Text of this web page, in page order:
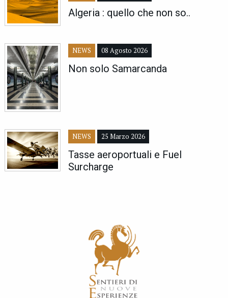
Algeria : quello che non so..
NEWS 08 Agosto 2026
Non solo Samarcanda
NEWS 25 Marzo 2026
Tasse aeroportuali e Fuel
Surcharge